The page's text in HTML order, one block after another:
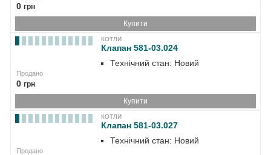
0 грн
Купити
КОТЛИ
Клапан 581-03.024
Технічний стан: Новий
Продано
0 грн
Купити
КОТЛИ
Клапан 581-03.027
Технічний стан: Новий
Продано